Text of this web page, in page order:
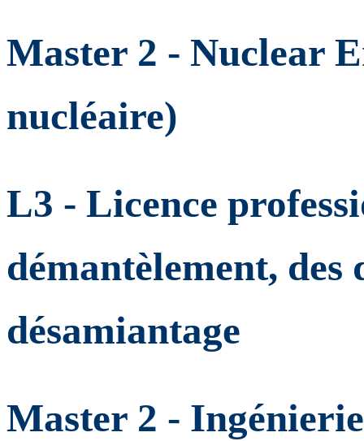
Master 2 - Nuclear
nucléaire)
L3 - Licence
démantèlement, des
désamiantage
Master 2 -